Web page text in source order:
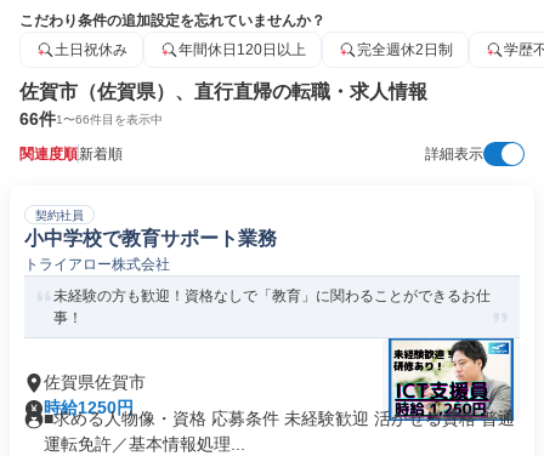
こだわり条件の追加設定を忘れていませんか？
土日祝休み
年間休日120日以上 完全週休2日制 学歴
佐賀市（佐賀県）、直行直帰の転職・求人情報
66件1〜66件目を表示中
関連度順新着順 詳細表示
契約社員
小中学校で教育サポート業務
トライアロー株式会社
未経験の方も歓迎！資格なしで「教育」に関わることができるお仕
事！
佐賀県佐賀市
時給1250円
■求める人物像・資格 応募条件 未経験歓迎 活かせる資格 普通
運転免許／基本情報処理...